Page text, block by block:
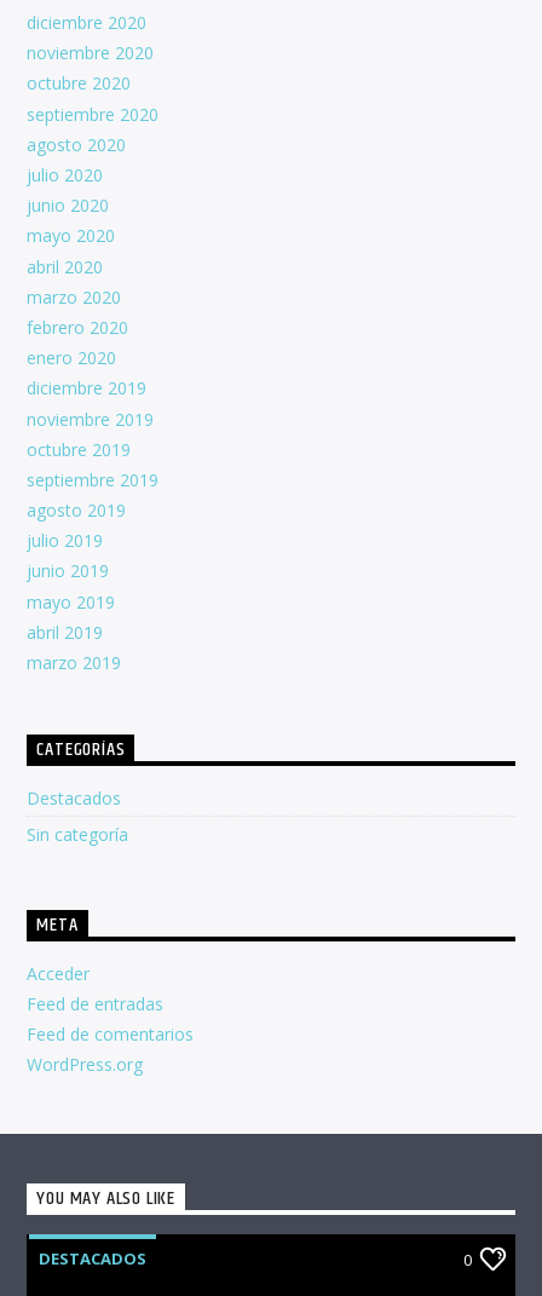
diciembre 2020
noviembre 2020
octubre 2020
septiembre 2020
agosto 2020
julio 2020
junio 2020
mayo 2020
abril 2020
marzo 2020
febrero 2020
enero 2020
diciembre 2019
noviembre 2019
octubre 2019
septiembre 2019
agosto 2019
julio 2019
junio 2019
mayo 2019
abril 2019
marzo 2019
CATEGORÍAS
Destacados
Sin categoría
META
Acceder
Feed de entradas
Feed de comentarios
WordPress.org
YOU MAY ALSO LIKE
DESTACADOS 0